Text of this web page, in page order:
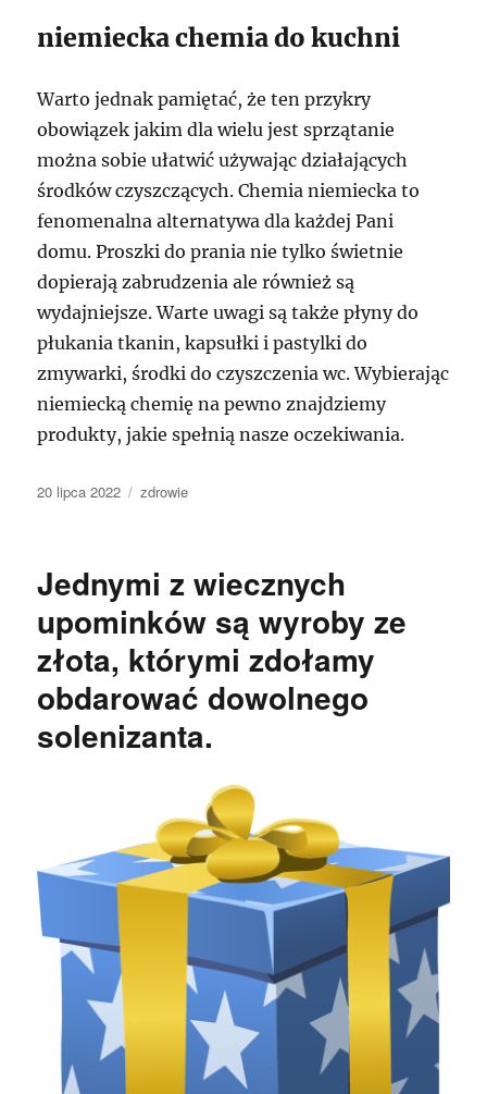
niemiecka chemia do kuchni
Warto jednak pamiętać, że ten przykry
obowiązek jakim dla wielu jest sprzątanie
można sobie ułatwić używając działających
środków czyszczących. Chemia niemiecka to
fenomenalna alternatywa dla każdej Pani
domu. Proszki do prania nie tylko świetnie
dopierają zabrudzenia ale również są
wydajniejsze. Warte uwagi są także płyny do
płukania tkanin, kapsułki i pastylki do
zmywarki, środki do czyszczenia wc. Wybierając
niemiecką chemię na pewno znajdziemy
produkty, jakie spełnią nasze oczekiwania.
Data
20 lipca 2022 Kategorie
zdrowie
Jednymi z wiecznych
upominków są wyroby ze
złota, którymi zdołamy
obdarować dowolnego
solenizanta.